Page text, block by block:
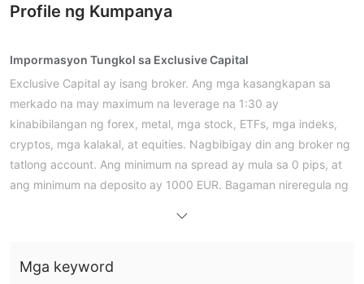
Profile ng Kumpanya
Impormasyon Tungkol sa Exclusive Capital
Exclusive Capital ay isang broker. Ang mga kasangkapan sa
merkado na may maximum na leverage na 1:30 ay
kinabibilangan ng forex, metal, mga stock, ETFs, mga indeks,
cryptos, mga kalakal, at equities. Nagbibigay din ang broker ng
tatlong account. Ang minimum na spread ay mula sa 0 pips, at
ang minimum na deposito ay 1000 EUR. Bagaman nireregula ng
Mga Kalamangan at Disadvantages
Mga keyword